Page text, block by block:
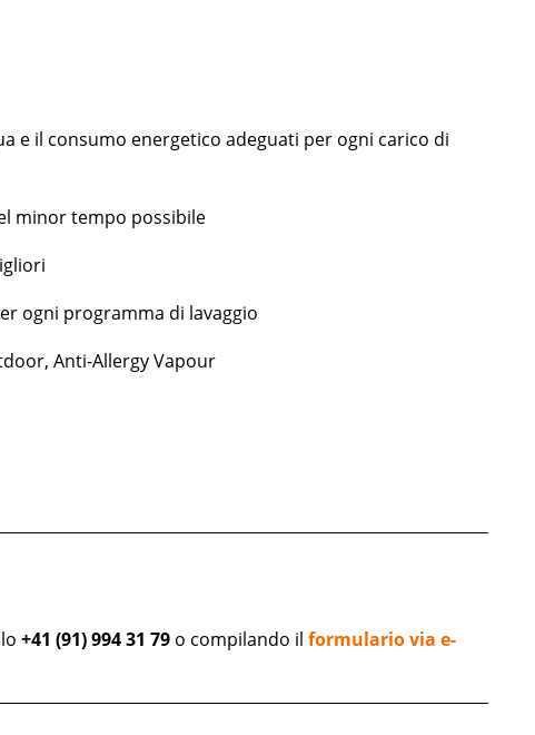
e il consumo energetico adeguati per ogni carico di
minor tempo possibile
ogni programma di lavaggio
Anti-Allergy Vapour
+41 (91) 994 31 79 o compilando il formulario via e-